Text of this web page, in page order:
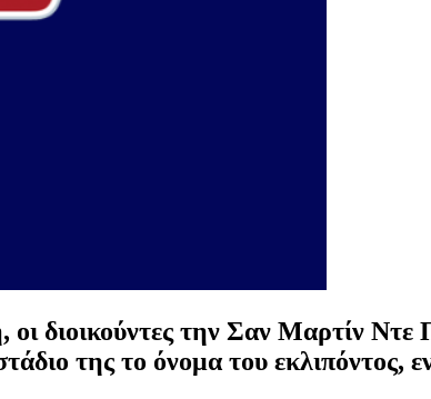
διοικούντες την Σαν Μαρτίν
της το όνομα του εκλιπόντος,